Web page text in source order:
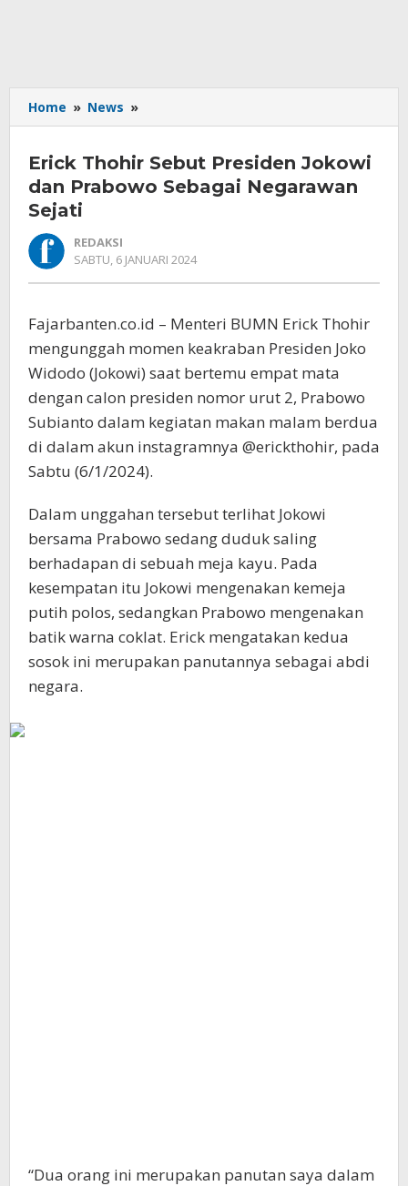
Home » News »
Thohir
Presiden
Jokowi
Negarawan
Sejati
Erick Thohir Sebut Presiden Jokowi
dan Prabowo Sebagai Negarawan
Sejati
REDAKSI
SABTU, 6 JANUARI 2024
Fajarbanten.co.id – Menteri BUMN Erick Thohir
mengunggah momen keakraban Presiden Joko
Widodo (Jokowi) saat bertemu empat mata
dengan calon presiden nomor urut 2, Prabowo
Subianto dalam kegiatan makan malam berdua
di dalam akun instagramnya @erickthohir, pada
Sabtu (6/1/2024).
Dalam unggahan tersebut terlihat Jokowi
bersama Prabowo sedang duduk saling
berhadapan di sebuah meja kayu. Pada
kesempatan itu Jokowi mengenakan kemeja
putih polos, sedangkan Prabowo mengenakan
batik warna coklat. Erick mengatakan kedua
sosok ini merupakan panutannya sebagai abdi
negara.
“Dua orang ini merupakan panutan saya dalam